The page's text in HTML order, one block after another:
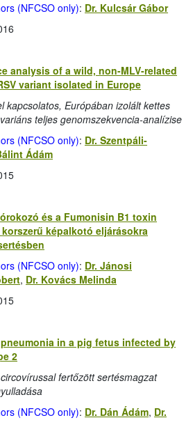
(NFCSO only): Dr. Kulcsár Gábor
analysis of a wild, non-MLV-related
variant isolated in Europe
kapcsolatos, Európában izolált kettes
teljes genomszekvencia-analízise
(NFCSO only): Dr. Szentpáli-
Ádám
és a Fumonisin B1 toxin
képalkotó eljárásokra
(NFCSO only): Dr. Jánosi
, Dr. Kovács Melinda
in a pig fetus infected by
2
fertőzött sertésmagzat
(NFCSO only): Dr. Dán Ádám, Dr.